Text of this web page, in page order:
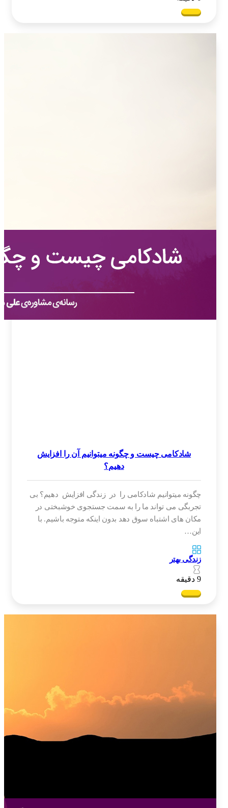
شادکامی چیست و چگونه میتوانیم آن را افزایش
دهیم؟
چگونه میتوانیم شادکامی را در زندگی افزایش دهیم؟ بی
تجربگی می تواند ما را به سمت جستجوی خوشبختی در
مکان های اشتباه سوق دهد بدون اینکه متوجه باشیم. با
این…
زندگی بهتر